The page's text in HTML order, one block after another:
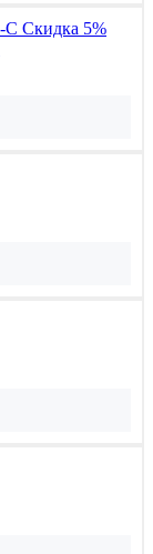
Скидка 5%